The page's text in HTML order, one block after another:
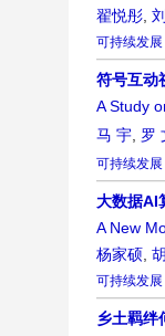
翟悦彤,
可持续发展
符号互动
A Study
马 宇, 罗
可持续发展
大数据AI
A New
杨家硕,
可持续发展
乡土羁